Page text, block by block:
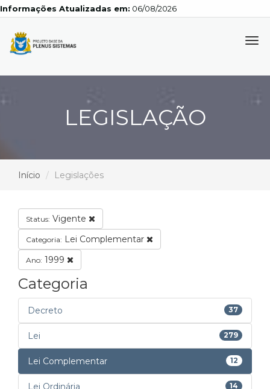
Atualizadas em: 06/08/2026
LEGISLAÇÃO
Início Legislações
Status: Vigente
Categoria: Lei Complementar
Ano: 1999
Categoria
Decreto 37
Lei 279
Lei Complementar 12
Lei Ordinária 14